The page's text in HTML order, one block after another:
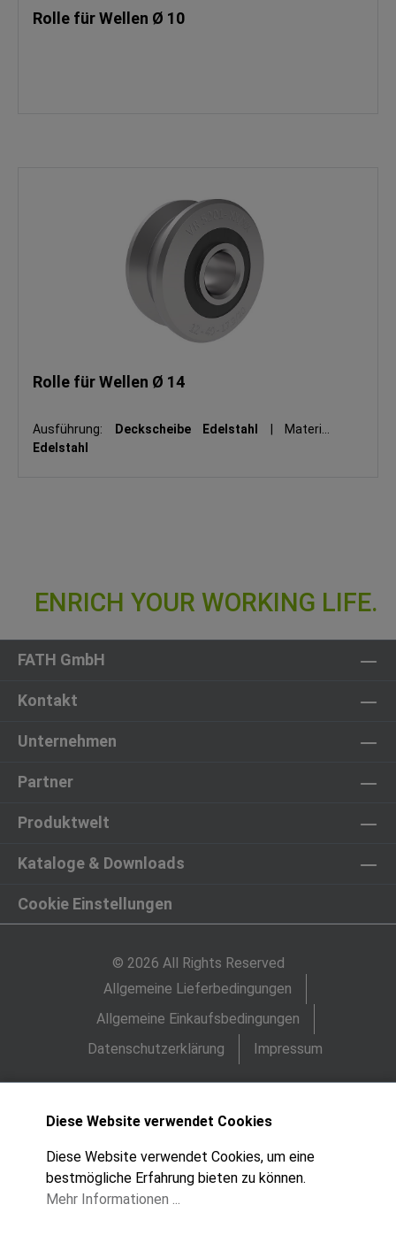
Rolle für Wellen Ø 10
Rolle für Wellen Ø 14
Ausführung: Deckscheibe Edelstahl
Material:
Edelstahl
FATH GmbH
Kontakt
Unternehmen
Partner
Produktwelt
Kataloge & Downloads
Cookie Einstellungen
© 2026 All Rights Reserved
Allgemeine Lieferbedingungen
Allgemeine Einkaufsbedingungen
Datenschutzerklärung
Impressum
Diese Website verwendet Cookies
Diese Website verwendet Cookies, um eine
bestmögliche Erfahrung bieten zu können.
Mehr Informationen ...